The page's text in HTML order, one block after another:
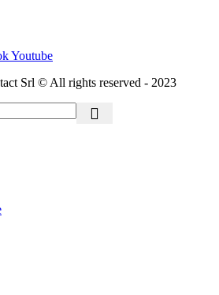
Youtube
Srl © All rights reserved - 2023